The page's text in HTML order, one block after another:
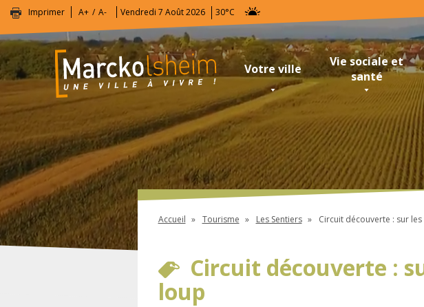
Imprimer A+ A- Vendredi 7 Août 2026 30°C
Votre ville
Vie sociale et
santé
Accueil Tourisme Les Sentiers Circuit découverte : sur
Circuit découverte :
loup